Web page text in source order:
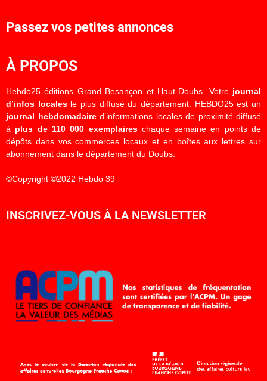
Passez vos petites annonces
À PROPOS
Hebdo25 éditions Grand Besançon et Haut-Doubs. Votre journal
d’infos localesle plus diffusé du département. HEBDO25 est un
journal hebdomadaired’informations locales de proximité diffusé
à plus de 110 000 exemplaireschaque semaine en points de
dépôts dans vos commerces locaux et en boîtes aux lettres sur
abonnement dans le département du Doubs.
©Copyright ©2022 Hebdo 39
INSCRIVEZ-VOUS À LA NEWSLETTER